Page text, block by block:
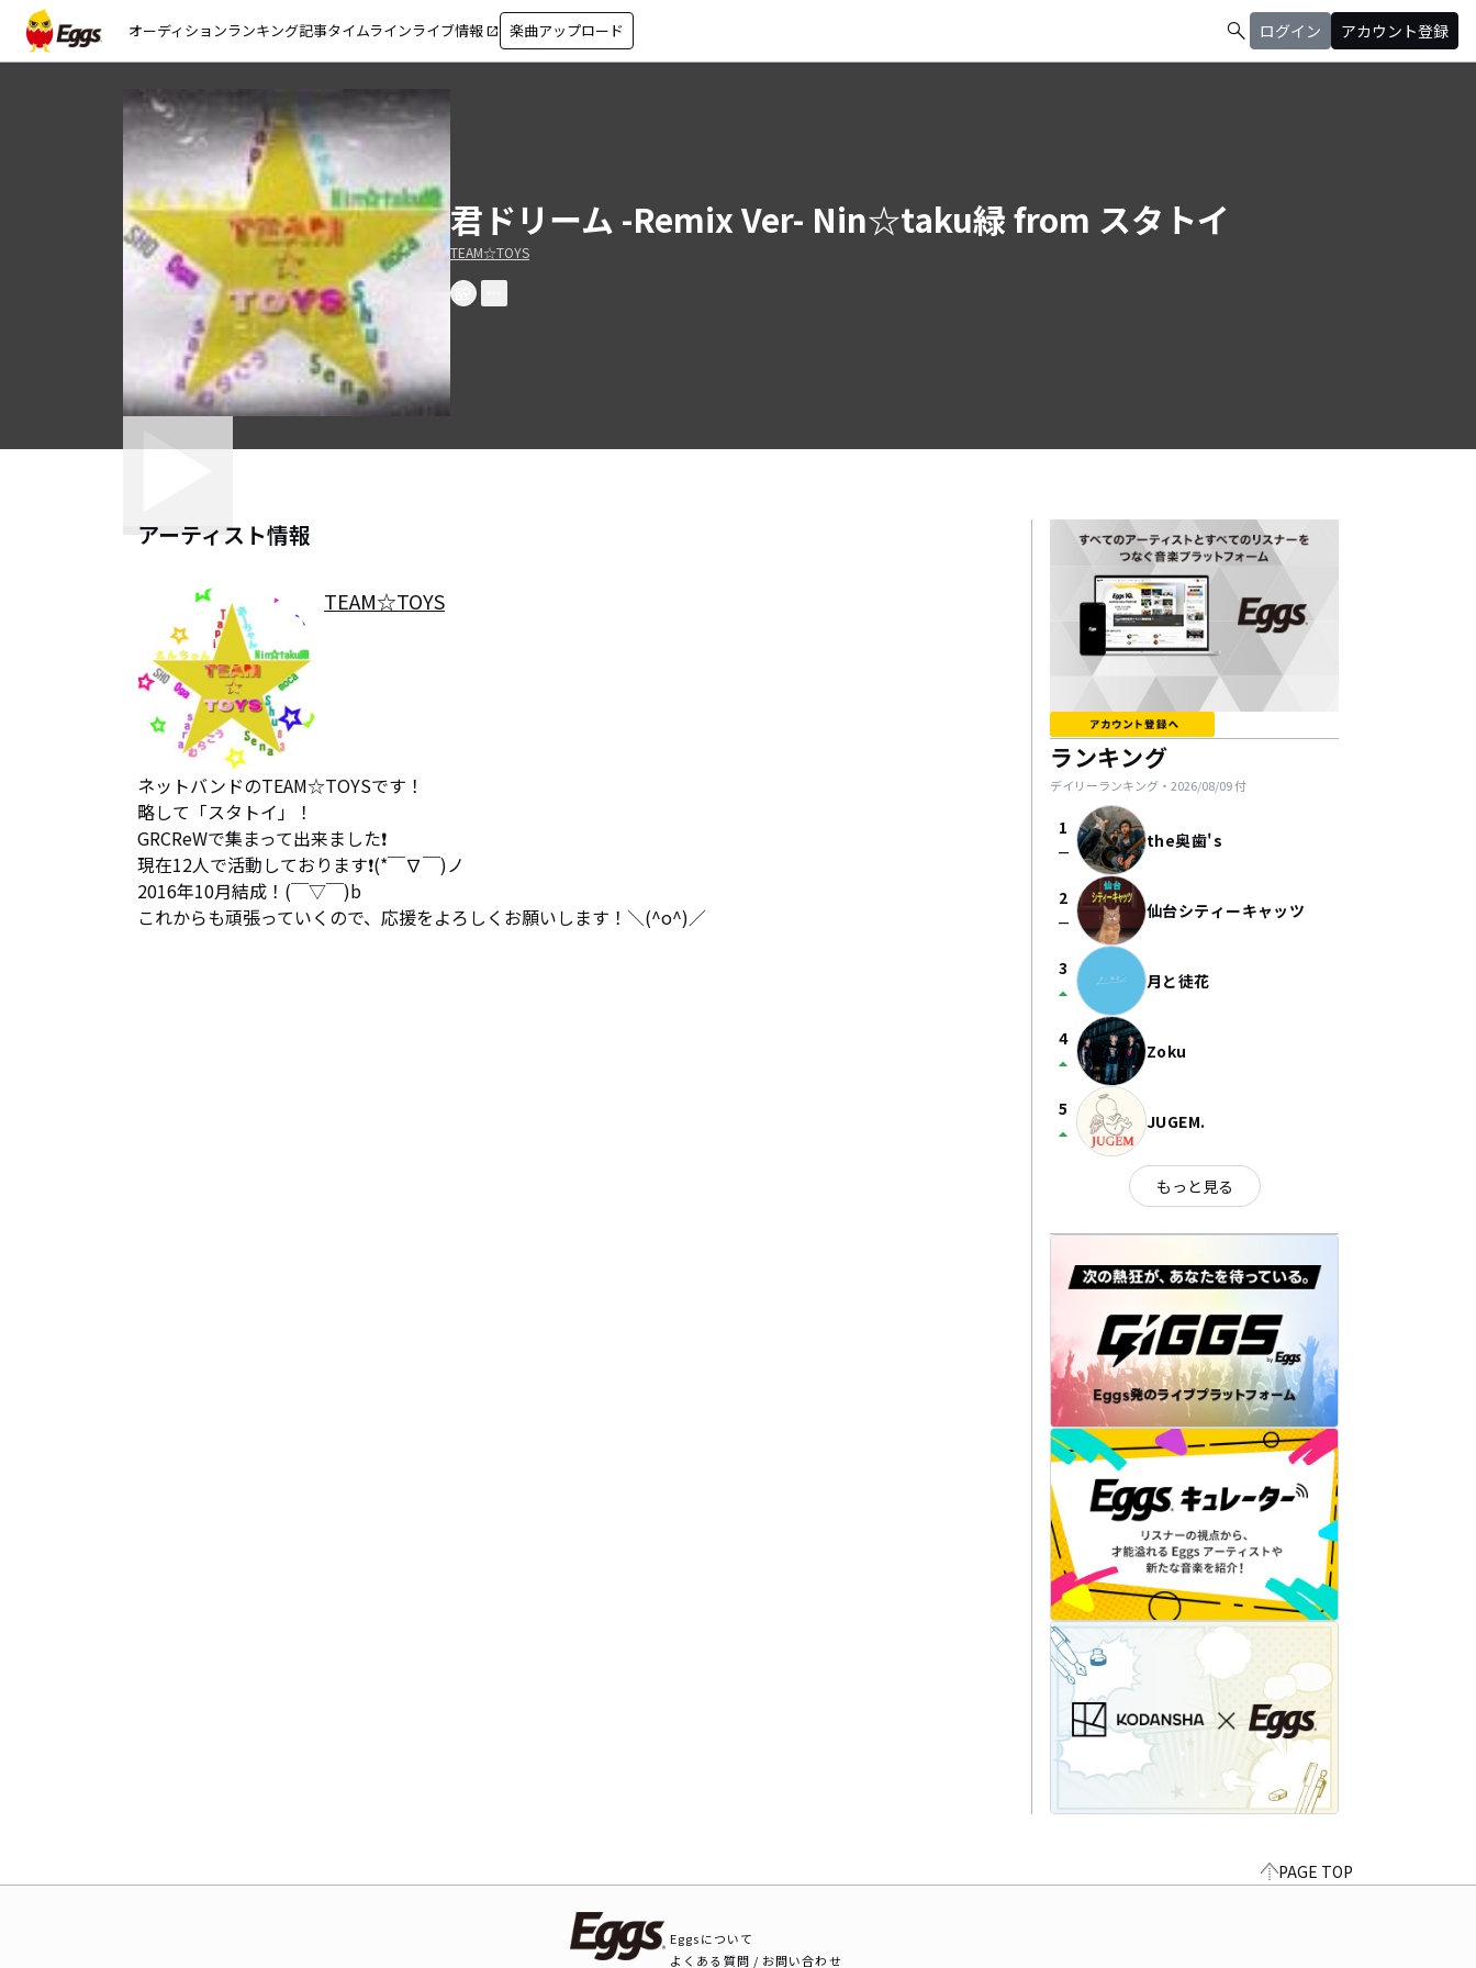
オーディションランキング記事タイムラインライブ情報 open_in_new 楽曲アップロード search ログイン アカウント登録
君ドリーム -Remix Ver- Nin☆taku緑 from スタトイ
TEAM☆TOYS
アーティスト情報
TEAM☆TOYS
ネットバンドのTEAM☆TOYSです！
略して「スタトイ」！
GRCReWで集まって出来ました❗
現在12人で活動しております❗(*￣∇￣)ノ
2016年10月結成！(￣▽￣)b
これからも頑張っていくので、応援をよろしくお願いします！＼(^o^)／
ランキング
デイリーランキング・ 2026/08/09付
1
check_indeterminate_small the奥歯's
2
check_indeterminate_small 仙台シティーキャッツ
3
arrow_drop_up 月と徒花
4
arrow_drop_up Zoku
5
arrow_drop_up JUGEM.
もっと見る
PAGE TOP
Eggsについて
よくある質問 / お問い合わせ